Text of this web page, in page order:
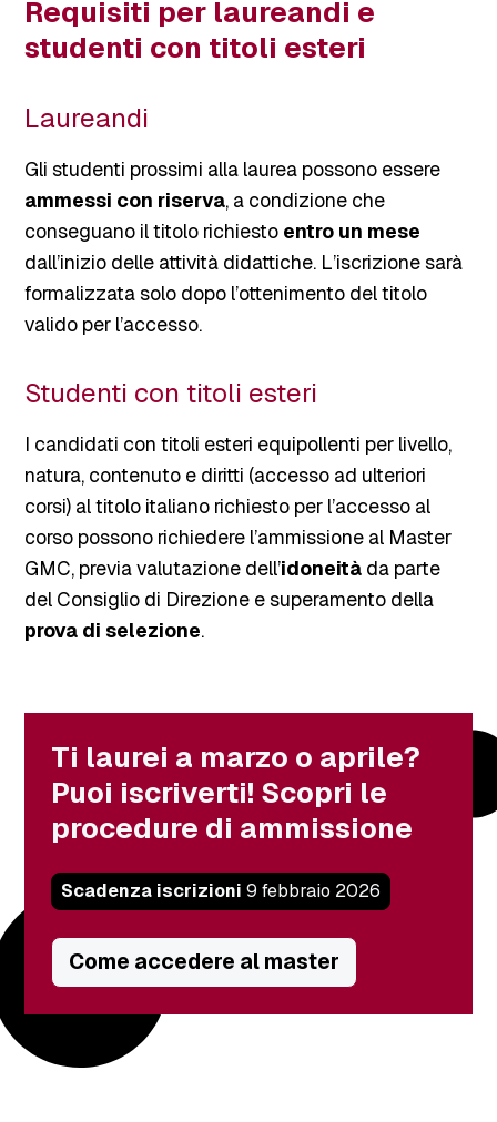
Requisiti per laureandi e
studenti con titoli esteri
Laureandi
Gli studenti prossimi alla laurea possono essere
ammessi con riserva, a condizione che
conseguano il titolo richiesto entro un mese
dall’inizio delle attività didattiche. L’iscrizione sarà
formalizzata solo dopo l’ottenimento del titolo
valido per l’accesso.
Studenti con titoli esteri
I candidati con titoli esteri equipollenti per livello,
natura, contenuto e diritti (accesso ad ulteriori
corsi) al titolo italiano richiesto per l’accesso al
corso possono richiedere l’ammissione al Master
GMC, previa valutazione dell’idoneità da parte
del Consiglio di Direzione e superamento della
prova di selezione.
Ti laurei a marzo o aprile?
Puoi iscriverti! Scopri le
procedure di ammissione
Scadenza iscrizioni 9 febbraio 2026
Come accedere al master
e
contributo